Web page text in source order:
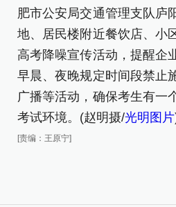
肥市公安局交通管理支队庐
地、居民楼附近餐饮店、小
高考降噪宣传活动，提醒企
早晨、夜晚规定时间段禁止
广播等活动，确保考生有一
考试环境。(赵明摄/光明图片
[责编：王原宁]